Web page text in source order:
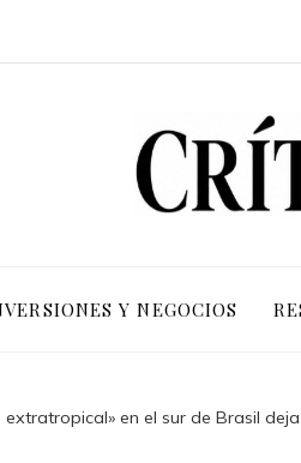
Y NEGOCIOS
extratropical» en el sur de Brasil